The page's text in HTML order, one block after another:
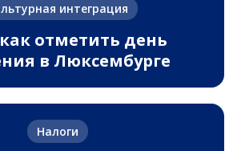
интеграция
отметить день
в Люксембурге
Налоги